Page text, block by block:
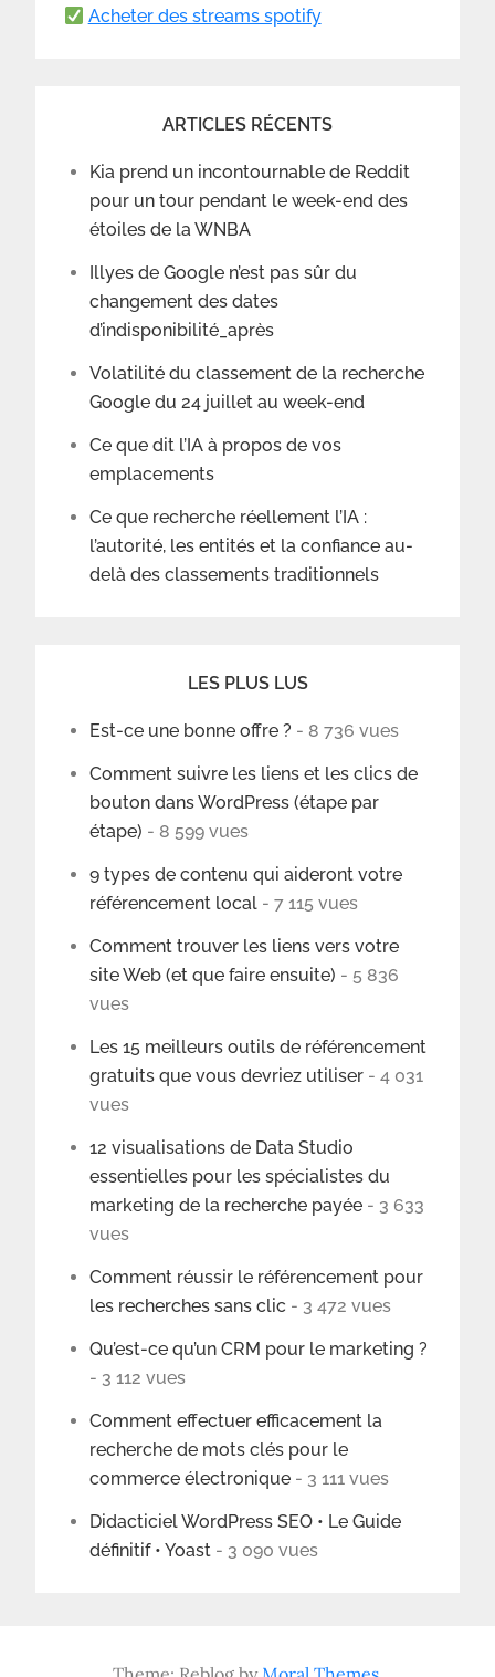
Acheter des streams spotify
ARTICLES RÉCENTS
Kia prend un incontournable de Reddit
pour un tour pendant le week-end des
étoiles de la WNBA
Illyes de Google n’est pas sûr du
changement des dates
d’indisponibilité_après
Volatilité du classement de la recherche
Google du 24 juillet au week-end
Ce que dit l’IA à propos de vos
emplacements
Ce que recherche réellement l’IA :
l’autorité, les entités et la confiance au-
delà des classements traditionnels
LES PLUS LUS
Est-ce une bonne offre ? - 8 736 vues
Comment suivre les liens et les clics de
bouton dans WordPress (étape par
étape) - 8 599 vues
9 types de contenu qui aideront votre
référencement local - 7 115 vues
Comment trouver les liens vers votre
site Web (et que faire ensuite) - 5 836
vues
Les 15 meilleurs outils de référencement
gratuits que vous devriez utiliser - 4 031
vues
12 visualisations de Data Studio
essentielles pour les spécialistes du
marketing de la recherche payée - 3 633
vues
Comment réussir le référencement pour
les recherches sans clic - 3 472 vues
Qu’est-ce qu’un CRM pour le marketing ?
- 3 112 vues
Comment effectuer efficacement la
recherche de mots clés pour le
commerce électronique - 3 111 vues
Didacticiel WordPress SEO • Le Guide
définitif • Yoast - 3 090 vues